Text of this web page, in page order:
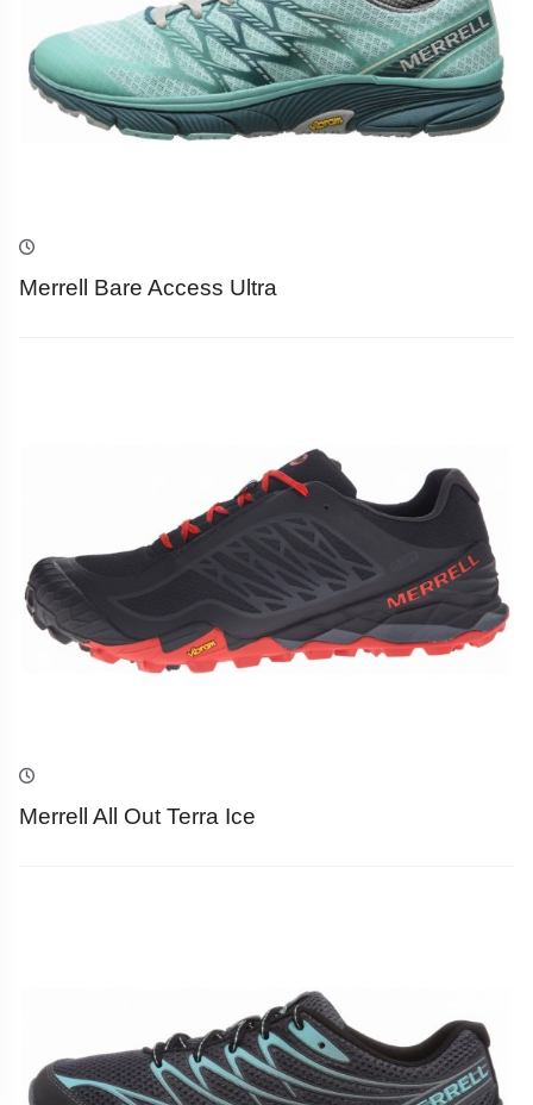
Merrell Bare Access Ultra
Merrell All Out Terra Ice